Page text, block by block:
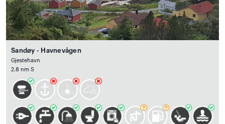
Sandøy - Havnevågen
Gjestehavn
2.8 nm S